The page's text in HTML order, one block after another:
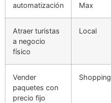
automatización
Max
Atraer turistas
a negocio
físico
Local
Vender
paquetes con
precio fijo
Shopping